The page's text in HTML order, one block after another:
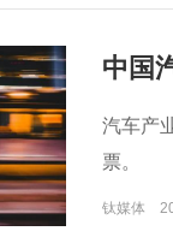
中国
汽车产
票。
钛媒体